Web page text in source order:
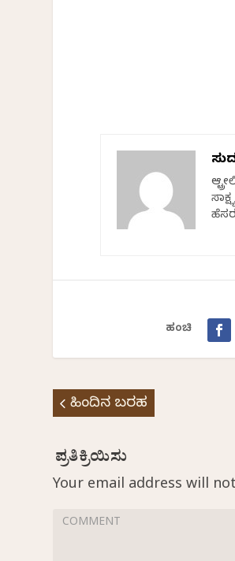
ಹಂಚಿ
ಹಿಂದಿನ ಬರಹ
Your email address will